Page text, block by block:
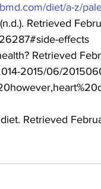
diet/a-z/
Retrieved
effects
Retrieved
2015/06/
Retrieved